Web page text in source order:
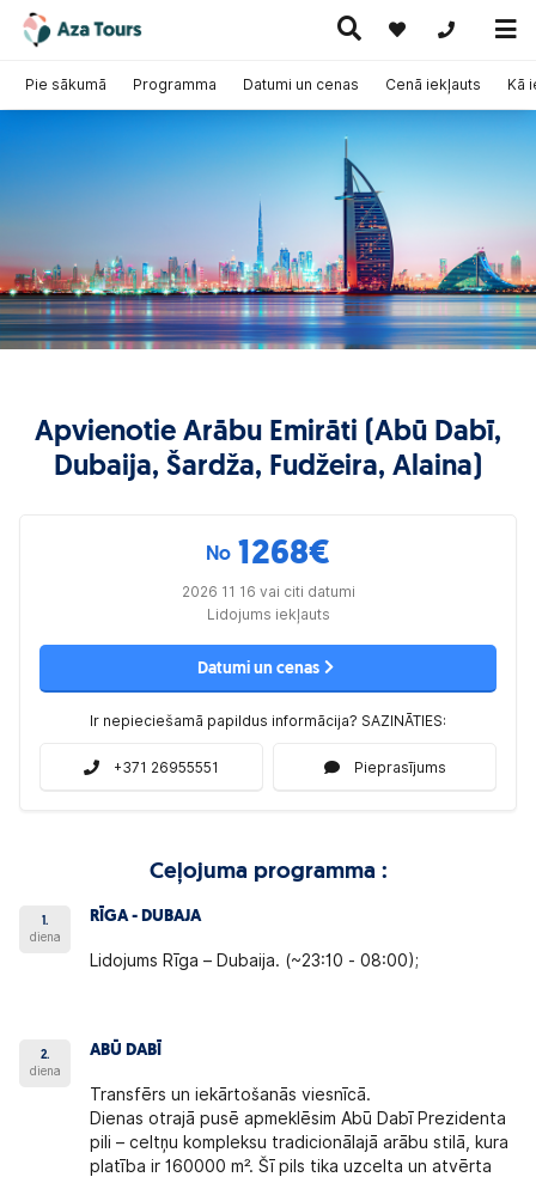
+371
Karstie
piedāvājumi
Apvienotie Arābu Emirāti (Abū Dabī,
Dubaija, Šardža, Fudžeira, Alaina)
Pie sākumā Programma Datumi un cenas Cenā iekļauts Kā
No 1268€
2026 11 16 vai citi datumi
Lidojums iekļauts
Datumi un cenas
Ir nepieciešamā papildus informācija? SAZINĀTIES:
+371 26955551 Pieprasījums
Ceļojuma programma :
1.
diena
RĪGA - DUBAJA
Lidojums Rīga – Dubaija. (~23:10 - 08:00);
2.
diena
ABŪ DABĪ
Transfērs un iekārtošanās viesnīcā.
Dienas otrajā pusē apmeklēsim Abū Dabī Prezidenta
pili – celtņu kompleksu tradicionālajā arābu stilā, kura
platība ir 160000 m². Šī pils tika uzcelta un atvērta